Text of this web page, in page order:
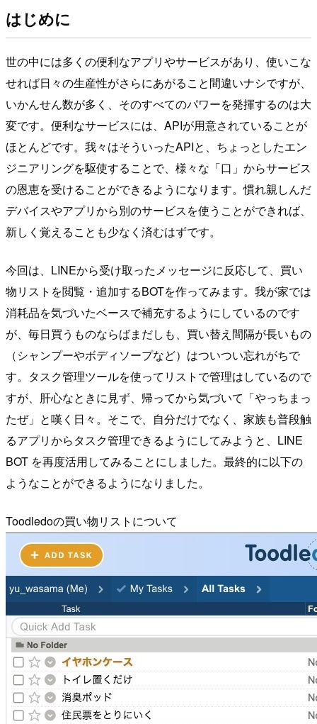
はじめに
世の中には多くの便利なアプリやサービスがあり、使いこな
せれば日々の生産性がさらにあがること間違いナシですが、
いかんせん数が多く、そのすべてのパワーを発揮するのは大
変です。便利なサービスには、APIが用意されていることが
ほとんどです。我々はそういったAPIと、ちょっとしたエン
ジニアリングを駆使することで、様々な「口」からサービス
の恩恵を受けることができるようになります。慣れ親しんだ
デバイスやアプリから別のサービスを使うことができれば、
新しく覚えることも少なく済むはずです。
今回は、LINEから受け取ったメッセージに反応して、買い
物リストを閲覧・追加するBOTを作ってみます。我が家では
消耗品を気づいたベースで補充するようにしているのです
が、毎日買うものならばまだしも、買い替え間隔が長いもの
（シャンプーやボディソープなど）はついつい忘れがちで
す。タスク管理ツールを使ってリストで管理はしているので
すが、肝心なときに見ず、帰ってから気づいて「やっちまっ
たぜ」と嘆く日々。そこで、自分だけでなく、家族も普段触
るアプリからタスク管理できるようにしてみようと、LINE
BOT を再度活用してみることにしました。最終的に以下の
ようなことができるようになりました。
Toodledoの買い物リストについて